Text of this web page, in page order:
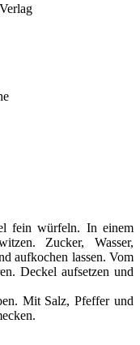
fein würfeln. In einem
Zucker, Wasser,
aufkochen lassen. Vom
Deckel aufsetzen und
Mit Salz, Pfeffer und